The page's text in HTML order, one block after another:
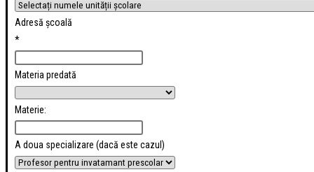
Adresă școală
*
Materia predată
Materie:
A doua specializare (dacă este cazul)